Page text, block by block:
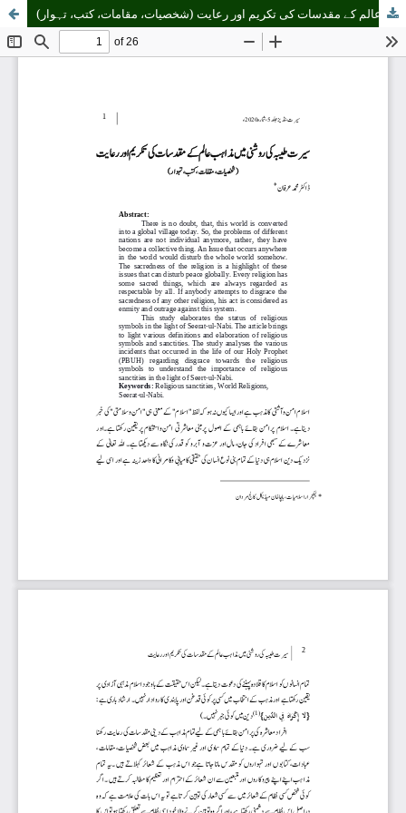
سیرت طیبہ کی روشنی میں مذاہب عالم کے مقدسات کی تکریم اور رعایت (شخصیات، مقامات، کتب، تہوار)